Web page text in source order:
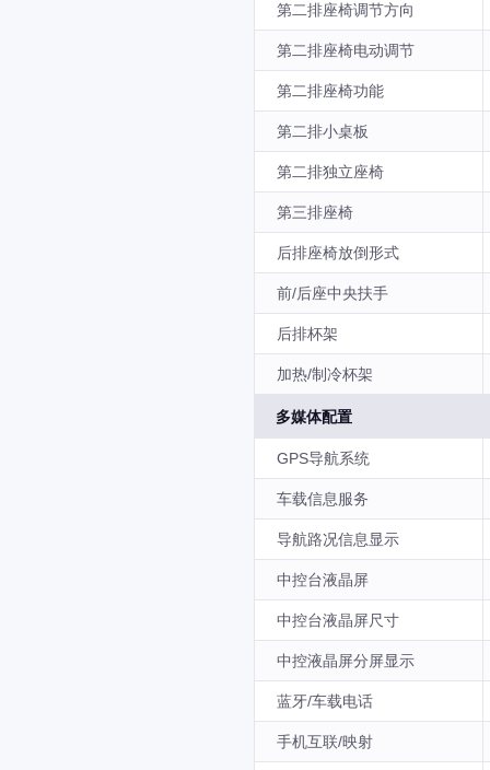
第二排座椅调节方向
第二排座椅电动调节
第二排座椅功能
第二排小桌板
第二排独立座椅
第三排座椅
后排座椅放倒形式
前/后座中央扶手
后排杯架
加热/制冷杯架
多媒体配置
GPS导航系统
车载信息服务
导航路况信息显示
中控台液晶屏
中控台液晶屏尺寸
中控液晶屏分屏显示
蓝牙/车载电话
手机互联/映射